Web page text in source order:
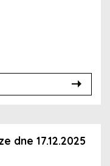
dne 17.12.2025